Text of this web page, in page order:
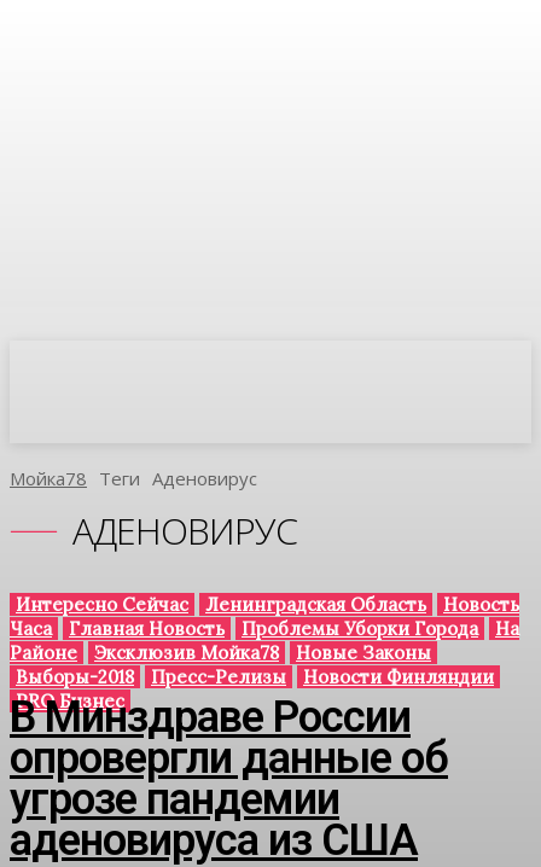
Мойка78 Теги Аденовирус
АДЕНОВИРУС
Интересно Сейчас Ленинградская Область
Новость
Часа
Главная Новость Проблемы Уборки Города
На
Районе
Эксклюзив Мойка78
Новые Законы
Выборы-2018
Пресс-Релизы
Новости Финляндии
PRO Бизнес
В Минздраве России
опровергли данные об
угрозе пандемии
аденовируса из США